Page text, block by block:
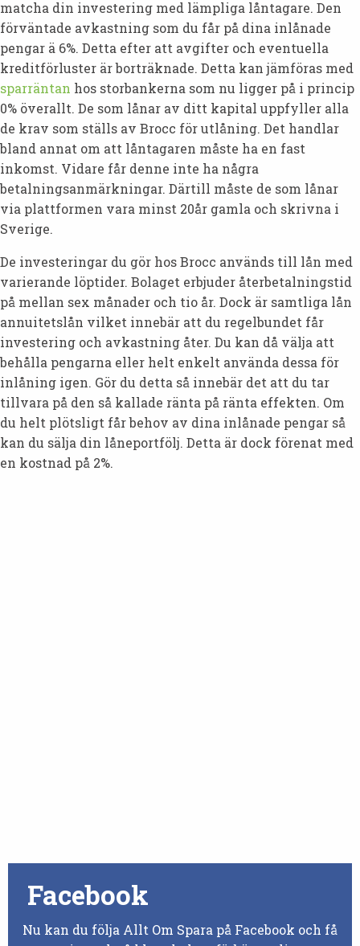
matcha din investering med lämpliga låntagare. Den
förväntade avkastning som du får på dina inlånade
pengar ä 6%. Detta efter att avgifter och eventuella
kreditförluster är borträknade. Detta kan jämföras med
sparräntan hos storbankerna som nu ligger på i princip
0% överallt. De som lånar av ditt kapital uppfyller alla
de krav som ställs av Brocc för utlåning. Det handlar
bland annat om att låntagaren måste ha en fast
inkomst. Vidare får denne inte ha några
betalningsanmärkningar. Därtill måste de som lånar
via plattformen vara minst 20år gamla och skrivna i
Sverige.
De investeringar du gör hos Brocc används till lån med
varierande löptider. Bolaget erbjuder återbetalningstid
på mellan sex månader och tio år. Dock är samtliga lån
annuitetslån vilket innebär att du regelbundet får
investering och avkastning åter. Du kan då välja att
behålla pengarna eller helt enkelt använda dessa för
inlåning igen. Gör du detta så innebär det att du tar
tillvara på den så kallade ränta på ränta effekten. Om
du helt plötsligt får behov av dina inlånade pengar så
kan du sälja din låneportfölj. Detta är dock förenat med
en kostnad på 2%.
Facebook
Nu kan du följa Allt Om Spara på Facebook och få